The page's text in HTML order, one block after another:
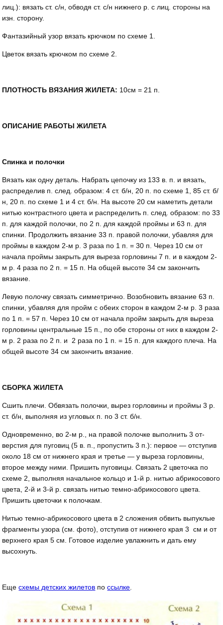
лиц.): вязать ст. с/н, обводя ст. с/н нижнего р. с лиц. стороны на
изн. сторону.
Фантазийный узор вязать крючком по схеме 1.
Цветок вязать крючком по схеме 2.
ПЛОТНОСТЬ ВЯЗАНИЯ ЖИЛЕТА: 10см = 21 п.
ОПИСАНИЕ РАБОТЫ ЖИЛЕТА
Спинка и полочки
Вязать как одну деталь. Набрать цепочку из 133 в. п. и вязать,
распределив п. след. образом: 4 ст. б/н, 20 п. по схеме 1, 85 ст. б/
н, 20 п. по схеме 1 и 4 ст. б/н. На высоте 20 см наметить детали
нитью контрастного цвета и распре­делить п. след. образом: по 33
п. для каждой полочки, по 2 п. для каждой проймы и 63 п. для
спинки. Продолжить вязание 33 п. правой полочки, убавляя для
проймы в каждом 2-м р. 3 раза по 1 п. = 30 п. Через 10 см от
начала проймы закрыть для выреза горловины 7 п. и в каждом 2-
м р. 4 раза по 2 п. = 15 п. На общей высоте 34 см закончить
вязание.
Левую полочку связать сим­метрично. Возобновить вязание 63 п.
спинки, убавляя для пройм с обеих сторон в каждом 2-м р. 3 раза
по 1 п. = 57 п. Через 10 см от начала пройм закрыть для выреза
горловины центральные 15 п., по обе стороны от них в каждом 2-
м р. 2 раза по 2 п. и 2 раза по 1 п. = 15 п. для каждого плеча. На
общей высоте 34 см закончить вязание.
СБОРКА ЖИЛЕТА
Сшить плечи. Обвязать полочки, вырез горловины и проймы 3 р.
ст. б/н, выполняя из угловых п. по 3 ст. б/н.
Одновременно, во 2-м р., на правой полочке выполнить 3 от­
верстия для пуговиц (5 в. п., пропустить 3 п.): первое — отступив
около 18 см от нижнего края и третье — у выреза горловины,
второе между ними. Пришить пуговицы. Связать 2 цве­точка по
схеме 2, выполняя начальное кольцо и 1-й р. нитью абрикосового
цвета, 2-й и 3-й р. связать нитью темно-абрико­сового цвета.
Пришить цветочки к полочкам.
Нитью темно-абрикосового цве­та в 2 сложения обвить вы­пуклые
фрагменты узора (см. фото), отступив от нижнего края 3 см и от
верхнего края 5 см. Готовое изделие увлажнить и дать ему
высохнуть.
Ещесхемы детских жилетов поссылке